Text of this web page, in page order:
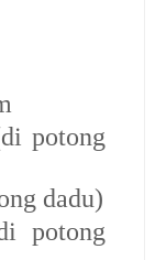
potong
dadu)
potong